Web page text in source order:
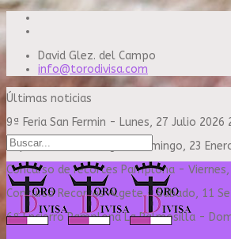
David Glez. del Campo
info@torodivisa.com
Últimas noticias
9ª Feria San Fermin - Lunes, 27 Julio 2026
Capea Sanse Domingo
Domingo, 23
Concurso de recortes Pamplona -
Concurso Recortes Algete-Sábado, 11
6º Encierro Pamplona La Palmosilla -